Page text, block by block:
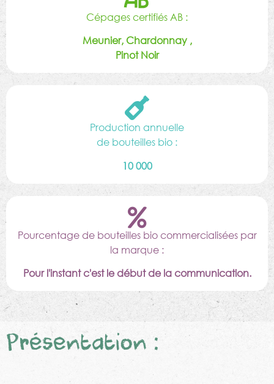
Cépages certifiés AB :
Meunier, Chardonnay ,
Pinot Noir
Production annuelle
de bouteilles bio :
10 000
Pourcentage de bouteilles bio commercialisées par
la marque :
Pour l'instant c'est le début de la communication.
Présentation :